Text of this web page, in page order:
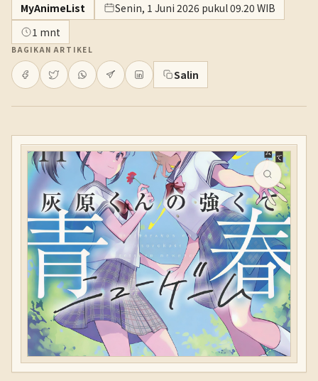
MyAnimeList
Senin, 1 Juni 2026 pukul 09.20 WIB
1 mnt
BAGIKAN ARTIKEL
Salin